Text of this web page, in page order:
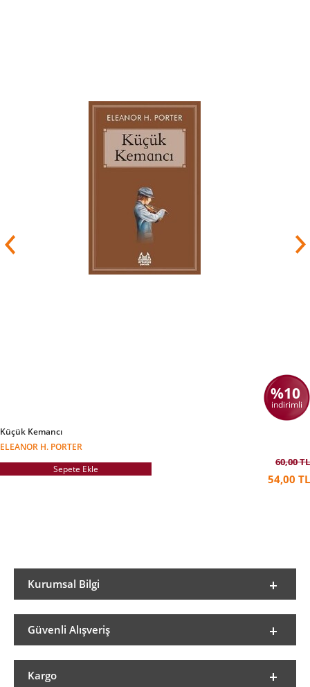
%10
indirimli
Küçük Kemancı
ELEANOR H. PORTER
Sepete Ekle
60,00 TL
54,00 TL
Kurumsal Bilgi
Güvenli Alışveriş
Kargo